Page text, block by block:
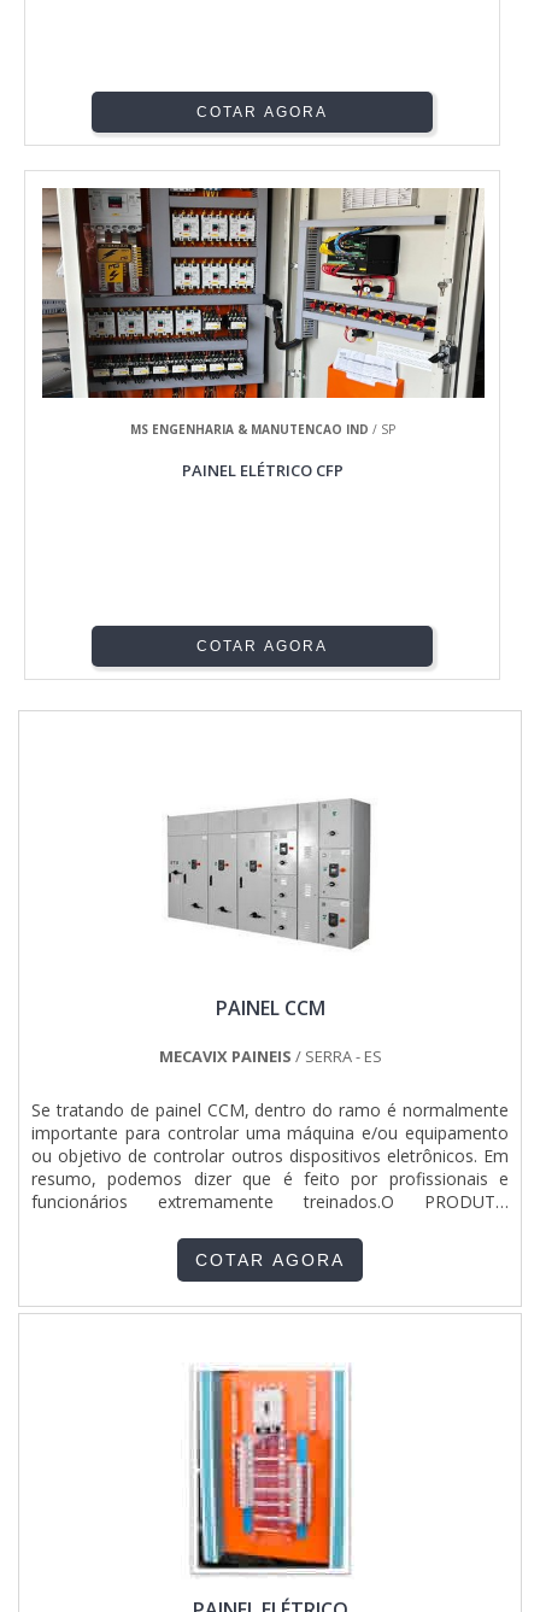
COTAR AGORA
MS ENGENHARIA & MANUTENCAO IND / SP
PAINEL ELÉTRICO CFP
COTAR AGORA
PAINEL CCM
MECAVIX PAINEIS / SERRA - ES
Se tratando de painel CCM, dentro do ramo é normalmente
importante para controlar uma máquina e/ou equipamento
ou objetivo de controlar outros dispositivos eletrônicos. Em
resumo, podemos dizer que é feito por profissionais e
funcionários extremamente treinados.O PRODUTO
como diferencial do escopo, ajudar na montagem do painel
de comando que são utilizadas chaves eletrônicas,
COTAR AGORA